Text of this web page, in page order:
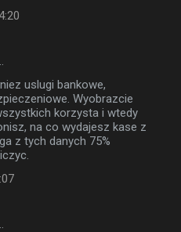
uslugi bankowe,
Wyobrazcie
korzysta i wtedy
na co wydajesz kase z
z tych danych 75%